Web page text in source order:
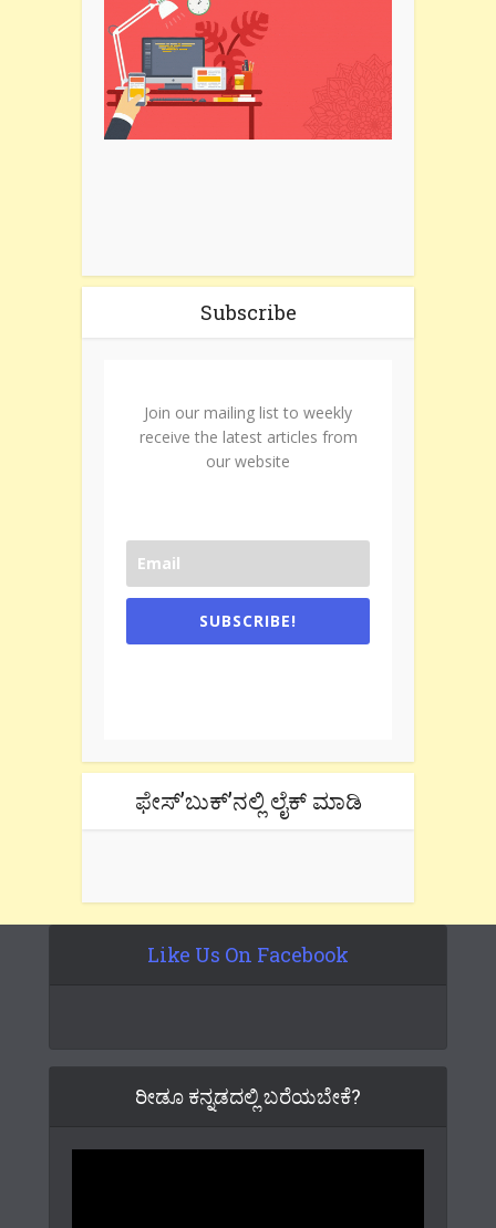
Subscribe
Join our mailing list to weekly
receive the latest articles from
our website
SUBSCRIBE!
ಫೇಸ್’ಬುಕ್’ನಲ್ಲಿ ಲೈಕ್ ಮಾಡಿ
Like Us On Facebook
ರೀಡೂ ಕನ್ನಡದಲ್ಲಿ ಬರೆಯಬೇಕೆ?